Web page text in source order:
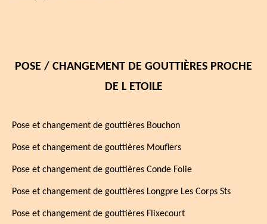
POSE / CHANGEMENT DE GOUTTIÈRES PROCHE
DE L ETOILE
Pose et changement de gouttières Bouchon
Pose et changement de gouttières Mouflers
Pose et changement de gouttières Conde Folie
Pose et changement de gouttières Longpre Les Corps Sts
Pose et changement de gouttières Flixecourt